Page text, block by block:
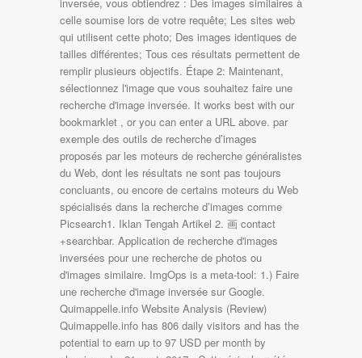
celle soumise lors de votre requête; Les sites web
qui utilisent cette photo; Des images identiques de
tailles différentes; Tous ces résultats permettent de
remplir plusieurs objectifs. Étape 2: Maintenant,
sélectionnez l'image que vous souhaitez faire une
recherche d'image inversée. It works best with our
bookmarklet , or you can enter a URL above. par
exemple des outils de recherche d’images
proposés par les moteurs de recherche généralistes
du Web, dont les résultats ne sont pas toujours
concluants, ou encore de certains moteurs du Web
spécialisés dans la recherche d’images comme
Picsearch1. Iklan Tengah Artikel 2. 画 contact
+searchbar. Application de recherche d'images
inversées pour une recherche de photos ou
d'images similaire. ImgOps is a meta-tool: 1.) Faire
une recherche d'image inversée sur Google.
Quimappelle.info Website Analysis (Review)
Quimappelle.info has 806 daily visitors and has the
potential to earn up to 97 USD per month by